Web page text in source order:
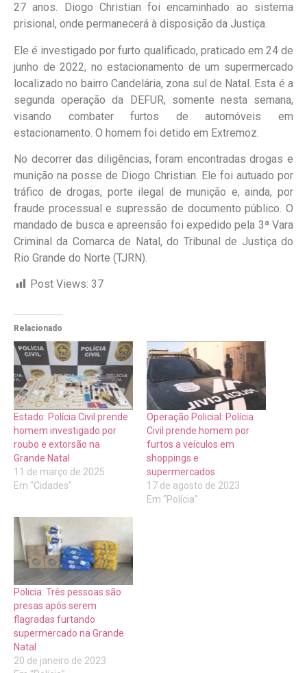
27 anos. Diogo Christian foi encaminhado ao sistema
prisional, onde permanecerá à disposição da Justiça.
Ele é investigado por furto qualificado, praticado em 24 de
junho de 2022, no estacionamento de um supermercado
localizado no bairro Candelária, zona sul de Natal. Esta é a
segunda operação da DEFUR, somente nesta semana,
visando combater furtos de automóveis em
estacionamento. O homem foi detido em Extremoz.
No decorrer das diligências, foram encontradas drogas e
munição na posse de Diogo Christian. Ele foi autuado por
tráfico de drogas, porte ilegal de munição e, ainda, por
fraude processual e supressão de documento público. O
mandado de busca e apreensão foi expedido pela 3ª Vara
Criminal da Comarca de Natal, do Tribunal de Justiça do
Rio Grande do Norte (TJRN).
Post Views: 37
Relacionado
Estado: Polícia Civil prende
homem investigado por
roubo e extorsão na
Grande Natal
11 de março de 2025
Em "Cidades"
Operação Policial: Polícia
Civil prende homem por
furtos a veículos em
shoppings e
supermercados
17 de agosto de 2023
Em "Polícia"
Policia: Três pessoas são
presas após serem
flagradas furtando
supermercado na Grande
Natal
20 de janeiro de 2023